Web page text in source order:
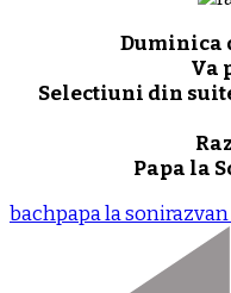
Duminica
Va
Selectiuni din
Papa la
bachpapa la soni